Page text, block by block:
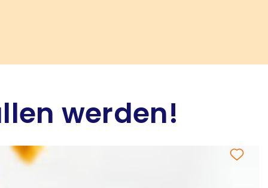
werden!